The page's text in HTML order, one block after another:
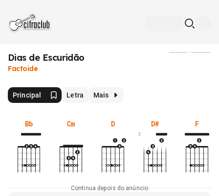
Dias de Escuridão
Factoide
Principal Letra Mais
Bb Cm D D#
3
F
Continua depois do anúncio